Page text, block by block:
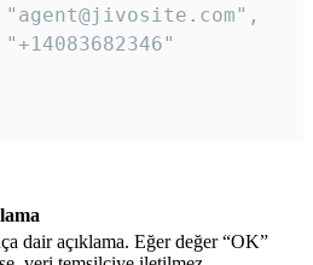
dair açıklama. Eğer değer “OK”